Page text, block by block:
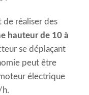
réaliser des
hauteur de 10 à
se déplaçant
peut être
électrique
h.